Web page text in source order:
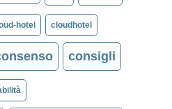
hotel cloudhotel
consigli